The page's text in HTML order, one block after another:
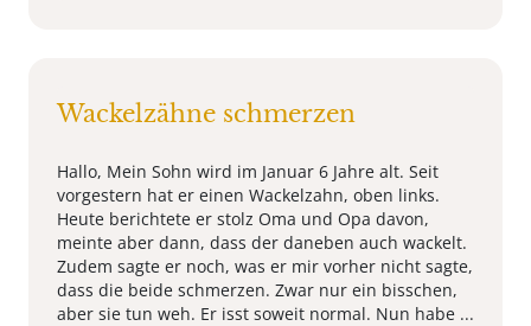
Wackelzähne schmerzen
Hallo, Mein Sohn wird im Januar 6 Jahre alt. Seit
vorgestern hat er einen Wackelzahn, oben links.
Heute berichtete er stolz Oma und Opa davon,
meinte aber dann, dass der daneben auch wackelt.
Zudem sagte er noch, was er mir vorher nicht sagte,
dass die beide schmerzen. Zwar nur ein bisschen,
aber sie tun weh. Er isst soweit normal. Nun habe ...